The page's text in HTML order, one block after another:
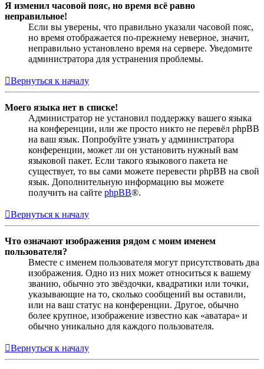
Я изменил часовой пояс, но время всё равно
неправильное!
Если вы уверены, что правильно указали часовой пояс,
но время отображается по-прежнему неверное, значит,
неправильно установлено время на сервере. Уведомите
администратора для устранения проблемы.
Вернуться к началу
Моего языка нет в списке!
Администратор не установил поддержку вашего языка
на конференции, или же просто никто не перевёл phpBB
на ваш язык. Попробуйте узнать у администратора
конференции, может ли он установить нужный вам
языковой пакет. Если такого языкового пакета не
существует, то вы сами можете перевести phpBB на свой
язык. Дополнительную информацию вы можете
получить на сайте phpBB®.
Вернуться к началу
Что означают изображения рядом с моим именем
пользователя?
Вместе с именем пользователя могут присутствовать два
изображения. Одно из них может относиться к вашему
званию, обычно это звёздочки, квадратики или точки,
указывающие на то, сколько сообщений вы оставили,
или на ваш статус на конференции. Другое, обычно
более крупное, изображение известно как «аватара» и
обычно уникально для каждого пользователя.
Вернуться к началу